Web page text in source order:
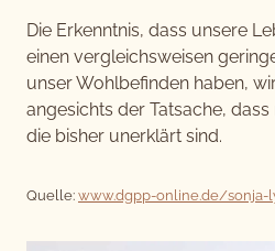
Die Erkenntnis, dass unsere
einen vergleichsweisen
unser Wohlbefinden haben,
angesichts der Tatsache,
die bisher unerklärt sind.
Quelle: www.dgpp-online.de/sonja-